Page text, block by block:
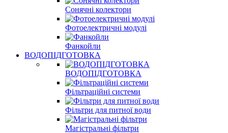
Сонячні колектори
Фотоелектричні модулі
Фанкойли
ВОДОПІДГОТОВКА
ВОДОПІДГОТОВКА
Фільтраційні системи
Фільтри для питної води
Магістральні фільтри